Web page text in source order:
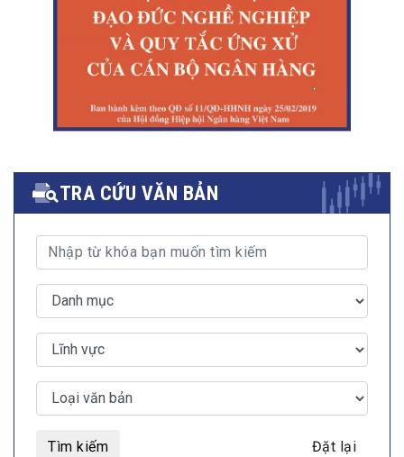
TRA CỨU VĂN BẢN
Tìm kiếm Đặt lại